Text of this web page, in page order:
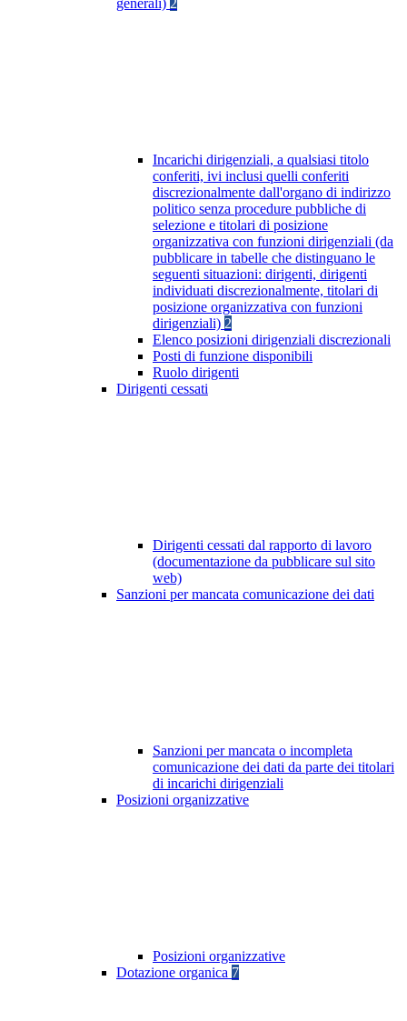
generali) 2
Incarichi dirigenziali, a qualsiasi titolo
conferiti, ivi inclusi quelli conferiti
discrezionalmente dall'organo di indirizzo
politico senza procedure pubbliche di
selezione e titolari di posizione
organizzativa con funzioni dirigenziali (da
pubblicare in tabelle che distinguano le
seguenti situazioni: dirigenti, dirigenti
individuati discrezionalmente, titolari di
posizione organizzativa con funzioni
dirigenziali) 2
Elenco posizioni dirigenziali discrezionali
Posti di funzione disponibili
Ruolo dirigenti
Dirigenti cessati
Dirigenti cessati dal rapporto di lavoro
(documentazione da pubblicare sul sito
web)
Sanzioni per mancata comunicazione dei dati
Sanzioni per mancata o incompleta
comunicazione dei dati da parte dei titolari
di incarichi dirigenziali
Posizioni organizzative
Posizioni organizzative
Dotazione organica 7